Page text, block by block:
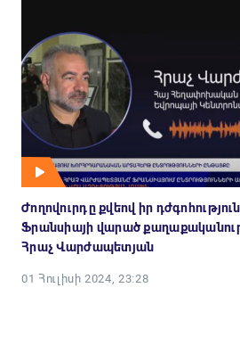
Ժողովուրդը քվեով իր
Ֆրանսիայի վարած
Հրաչ Վարժապետյան
01 Հուլիսի 2024, 23:28